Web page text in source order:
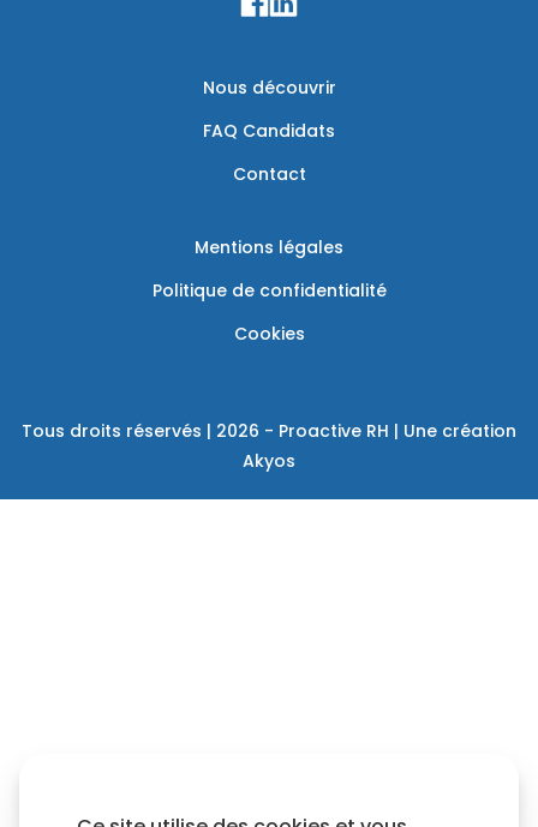
Nous découvrir
FAQ Candidats
Contact
Mentions légales
Politique de confidentialité
Cookies
Tous droits réservés | 2026 - Proactive RH | Une création
Akyos